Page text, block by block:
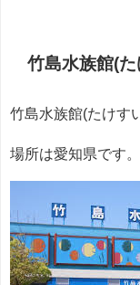
竹島水族館(
竹島水族館(たけす
場所は愛知県です。